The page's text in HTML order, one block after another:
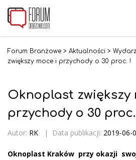
Forum Branżowe > Aktualności >
zwiększy moce i przychody o 30 proc. !
Oknoplast zwiększy
przychody o 30 proc.
Autor: RK | Data publikacji: 2019-06-
Oknoplast Kraków przy okazji